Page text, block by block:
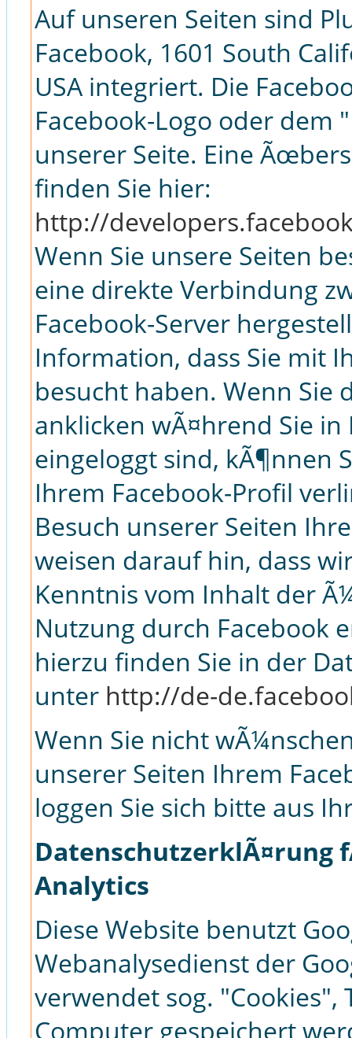
Auf unseren Seiten sind
Facebook, 1601 South
USA integriert. Die
Facebook-Logo oder dem
unserer Seite. Eine
finden Sie hier:
http://
Wenn Sie unsere Seiten
eine direkte Verbindung
Facebook-Server
Information, dass Sie mit
besucht haben. Wenn Sie
anklicken wÃ¤hrend Sie
eingeloggt sind, kÃ¶nnen
Ihrem Facebook-Profil
Besuch unserer Seiten
weisen darauf hin, dass
Kenntnis vom Inhalt der
Nutzung durch Facebook
hierzu finden Sie in der
unter http://de-
Wenn Sie nicht
unserer Seiten Ihrem
loggen Sie sich bitte aus
DatenschutzerklÃ¤rung
Analytics
Diese Website benutzt
Webanalysedienst der
verwendet sog.
Computer gespeichert